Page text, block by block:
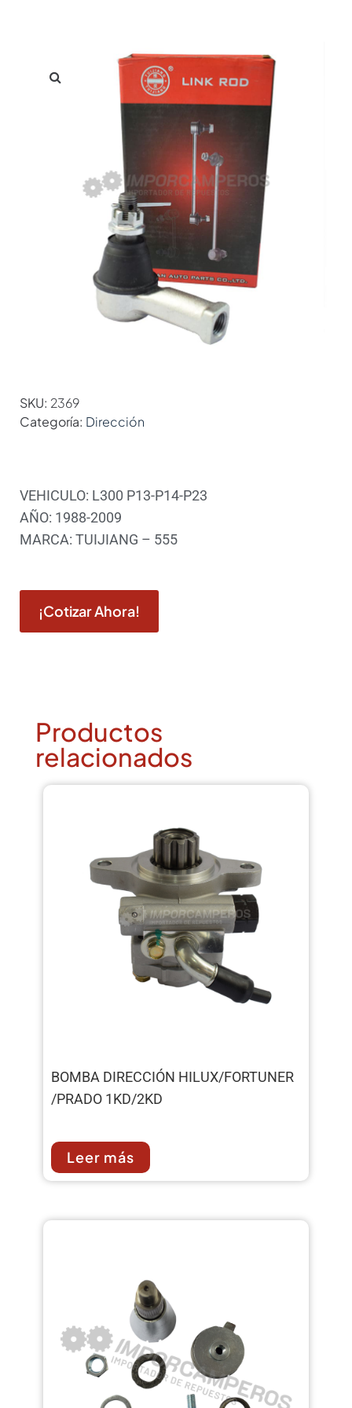
SKU: 2369
Categoría: Dirección
VEHICULO: L300 P13-P14-P23
AÑO: 1988-2009
MARCA: TUIJIANG – 555
¡Cotizar Ahora!
Productos
relacionados
BOMBA DIRECCIÓN HILUX/FORTUNER
/PRADO 1KD/2KD
Leer más